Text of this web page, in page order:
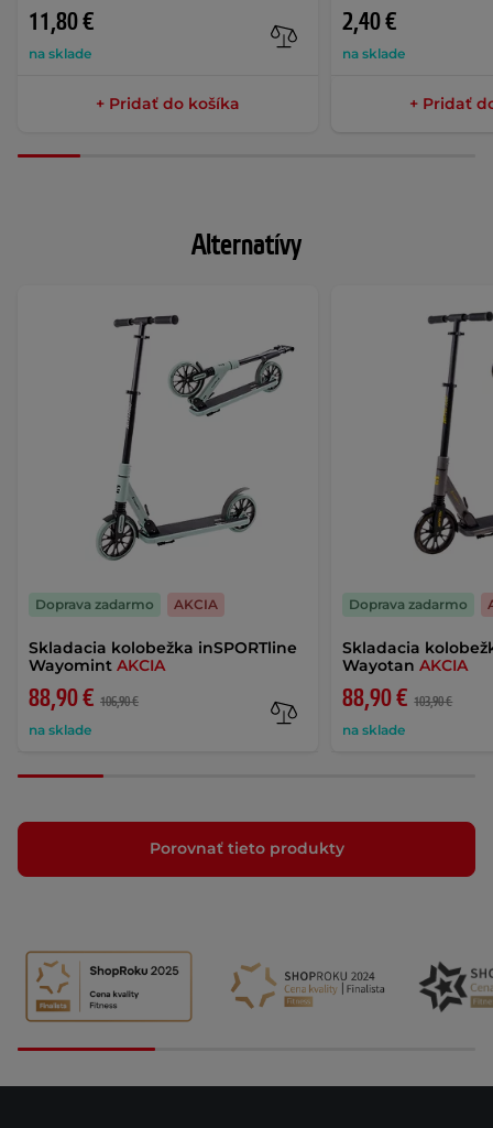
11,80 €
na sklade
+ Pridať do košíka
2,40 €
na sklade
+ Pridať
Alternatívy
Skladacia kolobežka inSPORTline
Wayomint AKCIA
88,90 € 106,90 €
na sklade
Doprava zadarmo AKCIA
Skladacia
WayotanAKCIA
88,90 € 103,90 €
na sklade
Doprava zadarmo
Porovnať tieto produkty